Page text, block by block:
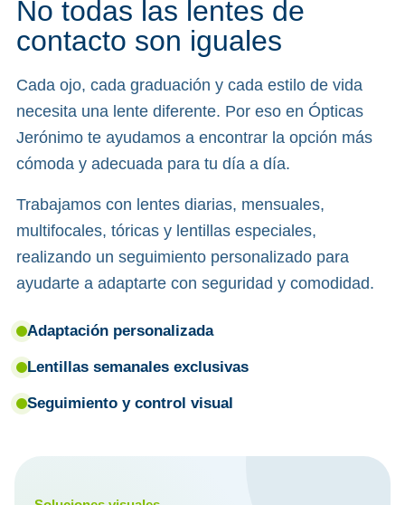
No todas las lentes de
contacto son iguales
Cada ojo, cada graduación y cada estilo de vida
necesita una lente diferente. Por eso en Ópticas
Jerónimo te ayudamos a encontrar la opción más
cómoda y adecuada para tu día a día.
Trabajamos con lentes diarias, mensuales,
multifocales, tóricas y lentillas especiales,
realizando un seguimiento personalizado para
ayudarte a adaptarte con seguridad y comodidad.
Adaptación personalizada
Lentillas semanales exclusivas
Seguimiento y control visual